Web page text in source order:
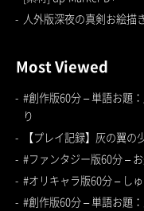
人外版深夜の真剣お絵描
Most Viewed
#創作版60分 – 単語お題
り
【プレイ記録】灰の翼の
#ファンタジー版60分 –
#オリキャラ版60分 – し
#創作版60分 – 単語お題